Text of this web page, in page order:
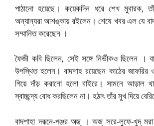
পাঠানো হয়েছে। কয়েকদিন ধরে শেখ মুবারক,
অন্যান্যরা আশঙ্কায় রইলেন। শেষে খবর এল যে
সম্মানিত করেছেন ।
ফৈজী কবি ছিলেন, সেই সঙ্গে নির্ভীকও ছিলেন ।
উপস্থিত হলেন। বাদশাহ রয়েছেন কাঠের জাফরির
গিয়ে দাঁড় করানো হলো বাইরে। সামনে আড়াল
স্বাচ্ছন্দ্য বোধ করছিলেন না। হঠাৎ তাঁর মুখ দিয়ে
বাদশাহা দরূনে-পঞ্জর অস্ত্ । অজ্ সরে-লুফে-খুদ্